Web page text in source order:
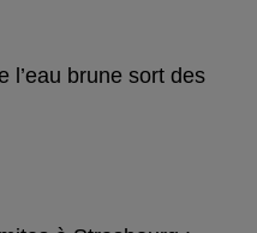
l’eau brune sort des